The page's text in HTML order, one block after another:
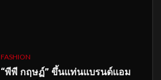
FASHION
“พีพี กฤษฏ์” ขึ้นแท่นแบรนด์แอม